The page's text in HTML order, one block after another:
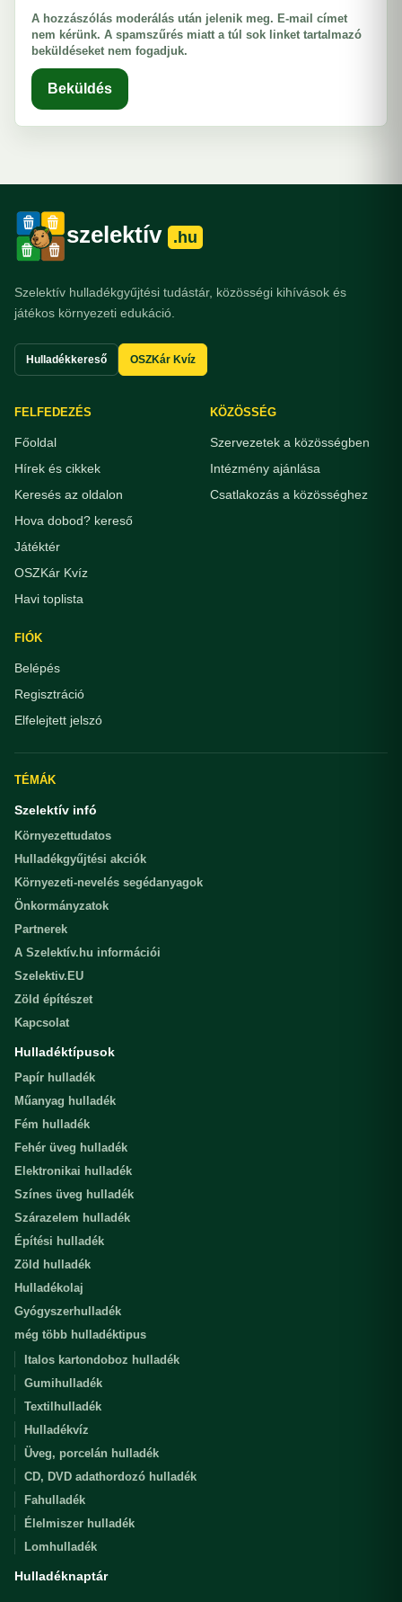
A hozzászólás moderálás után jelenik meg. E-mail címet
nem kérünk. A spamszűrés miatt a túl sok linket tartalmazó
beküldéseket nem fogadjuk.
Beküldés
szelektív .hu
Szelektív hulladékgyűjtési tudástár, közösségi kihívások és
játékos környezeti edukáció.
Hulladékkereső OSZKár Kvíz
FELFEDEZÉS
Főoldal
Hírek és cikkek
Keresés az oldalon
Hova dobod? kereső
Játéktér
OSZKár Kvíz
Havi toplista
KÖZÖSSÉG
Szervezetek a közösségben
Intézmény ajánlása
Csatlakozás a közösséghez
FIÓK
Belépés
Regisztráció
Elfelejtett jelszó
TÉMÁK
Szelektív infó
Környezettudatos
Hulladékgyűjtési akciók
Környezeti-nevelés segédanyagok
Önkormányzatok
Partnerek
A Szelektív.hu információi
Szelektiv.EU
Zöld építészet
Kapcsolat
Hulladéktípusok
Papír hulladék
Műanyag hulladék
Fém hulladék
Fehér üveg hulladék
Elektronikai hulladék
Színes üveg hulladék
Szárazelem hulladék
Építési hulladék
Zöld hulladék
Hulladékolaj
Gyógyszerhulladék
még több hulladéktipus
Italos kartondoboz hulladék
Gumihulladék
Textilhulladék
Hulladékvíz
Üveg, porcelán hulladék
CD, DVD adathordozó hulladék
Fahulladék
Élelmiszer hulladék
Lomhulladék
Hulladéknaptár